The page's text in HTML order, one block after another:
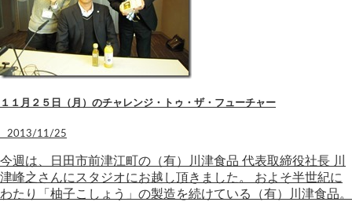
１１月２５日（月）のチャレンジ・トゥ・ザ・フューチャー
2013/11/25
今週は、日田市前津江町の（有）川津食品 代表取締役社長 川
津峰之さんにスタジオにお越し頂きました。 およそ半世紀に
わたり「柚子こしょう」の製造を続けている（有）川津食品。